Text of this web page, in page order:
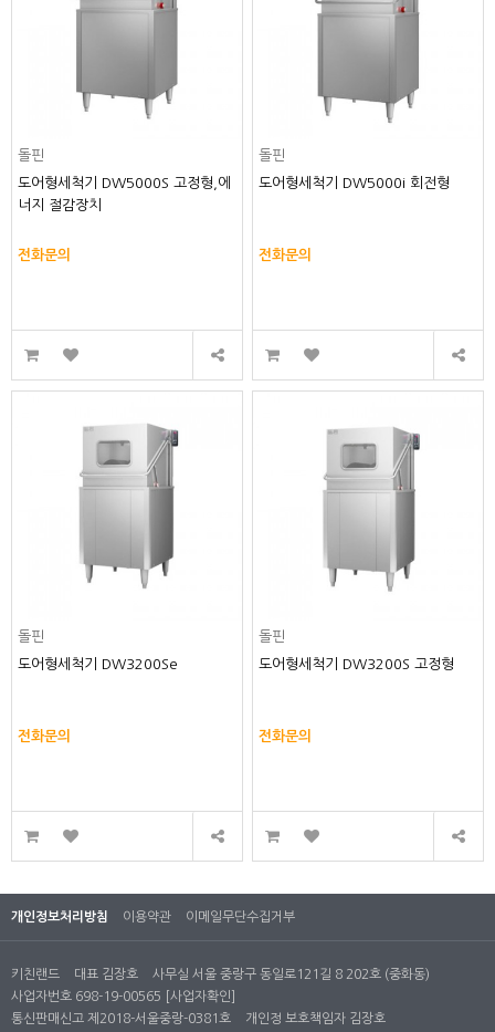
돌핀
도어형세척기 DW5000S 고정형,에
너지 절감장치
전화문의
돌핀
도어형세척기 DW5000i 회전형
전화문의
돌핀
도어형세척기 DW3200Se
전화문의
돌핀
도어형세척기 DW3200S 고정형
전화문의
개인정보처리방침 이용약관 이메일무단수집거부
키친랜드 대표 김장호
사무실 서울 중랑구 동일로121길 8 202호 (중화동)
사업자번호 698-19-00565
[사업자확인]
통신판매신고 제2018-서울중랑-0381호
개인정 보호책임자 김장호